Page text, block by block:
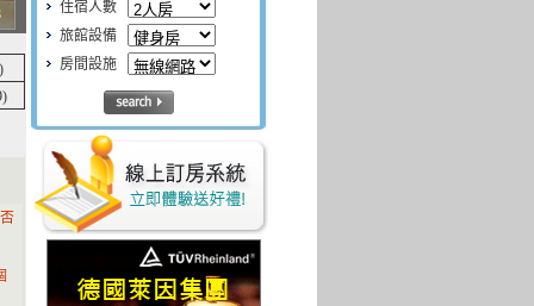
住宿人數
旅館設備
房間設施